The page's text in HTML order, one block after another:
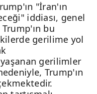
"İran'ın
iddiası, genel
bu
gerilime yol
gerilimler
Trump'ın